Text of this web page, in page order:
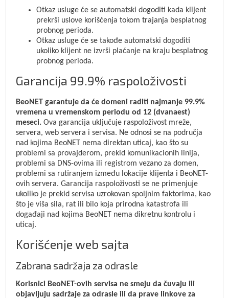
Otkaz usluge će se automatski dogoditi kada klijent
prekrši uslove korišćenja tokom trajanja besplatnog
probnog perioda.
Otkaz usluge će se takođe automatski dogoditi
ukoliko klijent ne izvrši plaćanje na kraju besplatnog
probnog perioda.
Garancija 99.9% raspoloživosti
BeoNET garantuje da će domeni raditi najmanje 99.9%
vremena u vremenskom periodu od 12 (dvanaest)
meseci. Ova garancija uključuje raspoloživost mreže,
servera, web servera i servisa. Ne odnosi se na područja
nad kojima BeoNET nema direktan uticaj, kao što su
problemi sa provajderom, prekid komunikacionih linija,
problemi sa DNS-ovima ili registrom vezano za domen,
problemi sa rutiranjem između lokacije klijenta i BeoNET-
ovih servera. Garancija raspoloživosti se ne primenjuje
ukoliko je prekid servisa uzrokovan spoljnim faktorima, kao
što je viša sila, rat ili bilo koja prirodna katastrofa ili
događaji nad kojima BeoNET nema dikretnu kontrolu i
uticaj.
Korišćenje web sajta
Zabrana sadržaja za odrasle
Korisnici BeoNET-ovih servisa ne smeju da čuvaju ili
objavljuju sadržaje za odrasle ili da prave linkove za